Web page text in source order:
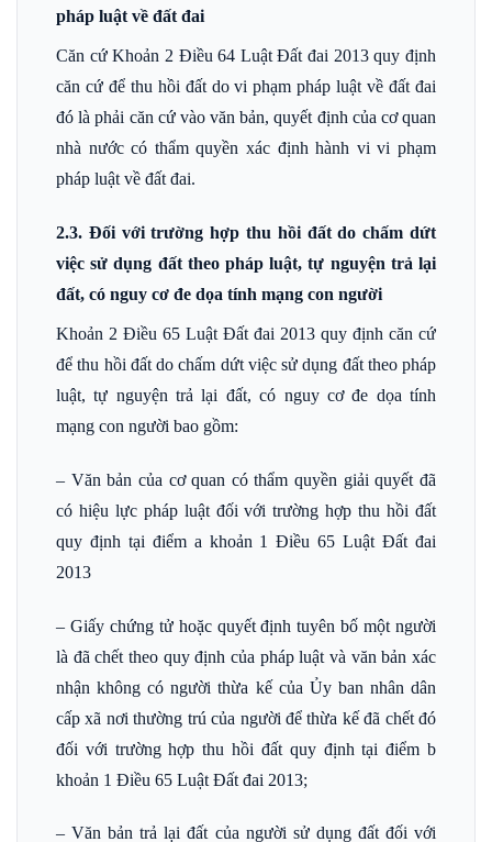
pháp luật về đất đai
Căn cứ Khoản 2 Điều 64 Luật Đất đai 2013 quy định
căn cứ để thu hồi đất do vi phạm pháp luật về đất đai
đó là phải căn cứ vào văn bản, quyết định của cơ quan
nhà nước có thẩm quyền xác định hành vi vi phạm
pháp luật về đất đai.
2.3. Đối với trường hợp thu hồi đất do chấm dứt
việc sử dụng đất theo pháp luật, tự nguyện trả lại
đất, có nguy cơ đe dọa tính mạng con người
Khoản 2 Điều 65 Luật Đất đai 2013 quy định căn cứ
để thu hồi đất do chấm dứt việc sử dụng đất theo pháp
luật, tự nguyện trả lại đất, có nguy cơ đe dọa tính
mạng con người bao gồm:
– Văn bản của cơ quan có thẩm quyền giải quyết đã
có hiệu lực pháp luật đối với trường hợp thu hồi đất
quy định tại điểm a khoản 1 Điều 65 Luật Đất đai
2013
– Giấy chứng tử hoặc quyết định tuyên bố một người
là đã chết theo quy định của pháp luật và văn bản xác
nhận không có người thừa kế của Ủy ban nhân dân
cấp xã nơi thường trú của người để thừa kế đã chết đó
đối với trường hợp thu hồi đất quy định tại điểm b
khoản 1 Điều 65 Luật Đất đai 2013;
– Văn bản trả lại đất của người sử dụng đất đối với